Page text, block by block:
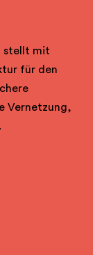
stellt mit
für den
Vernetzung,